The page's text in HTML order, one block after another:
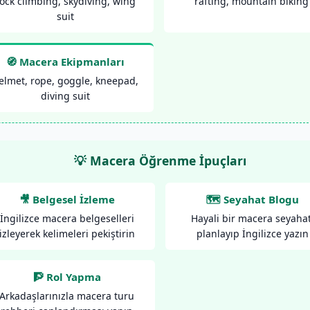
suit
🧭 Macera Ekipmanları
rope, goggle, kneepad,
diving suit
💡 Macera Öğrenme İpuçları
🎥 Belgesel İzleme
İngilizce macera belgeselleri
kelimeleri pekiştirin
🗺️ Seyahat Blogu
Hayali bir macera
planlayıp İngilizce yazın
🧗 Rol Yapma
Arkadaşlarınızla macera turu